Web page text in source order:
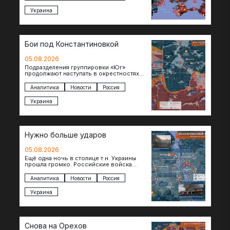
Украина
Бои под Константиновкой
05.08.2026
Подразделения группировки «Юг»
продолжают наступать в окрестностях
города. Пока на восточном фланге идут
ожесточенные бои за окраины…
Аналитика Новости Россия
Украина
Нужно больше ударов
05.08.2026
Ещё одна ночь в столице т.н. Украины
прошла громко. Российские войска
объекты и предприятия в Киеве и
окрестностях….
Аналитика Новости Россия
Украина
Снова на Орехов